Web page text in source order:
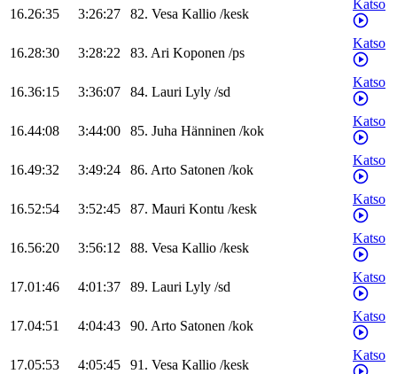
16.26:35 3:26:27 82. Vesa Kallio /kesk
Katso
16.28:30 3:28:22 83. Ari Koponen /ps
Katso
16.36:15 3:36:07 84. Lauri Lyly /sd
Katso
16.44:08 3:44:00 85. Juha Hänninen /kok
Katso
16.49:32 3:49:24 86. Arto Satonen /kok
Katso
16.52:54 3:52:45 87. Mauri Kontu /kesk
Katso
16.56:20 3:56:12 88. Vesa Kallio /kesk
Katso
17.01:46 4:01:37 89. Lauri Lyly /sd
Katso
17.04:51 4:04:43 90. Arto Satonen /kok
Katso
17.05:53 4:05:45 91. Vesa Kallio /kesk
Katso